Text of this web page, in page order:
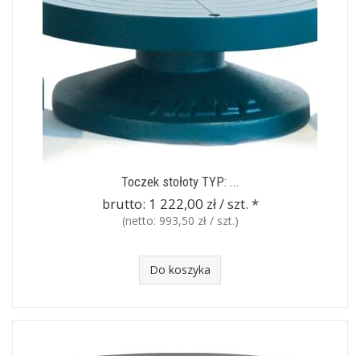
Toczek stołoty TYP: ...
brutto: 1 222,00 zł / szt. *
(netto: 993,50 zł / szt.)
Do koszyka